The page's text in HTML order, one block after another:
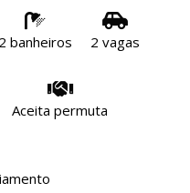
2 banheiros 2 vagas
Aceita permuta